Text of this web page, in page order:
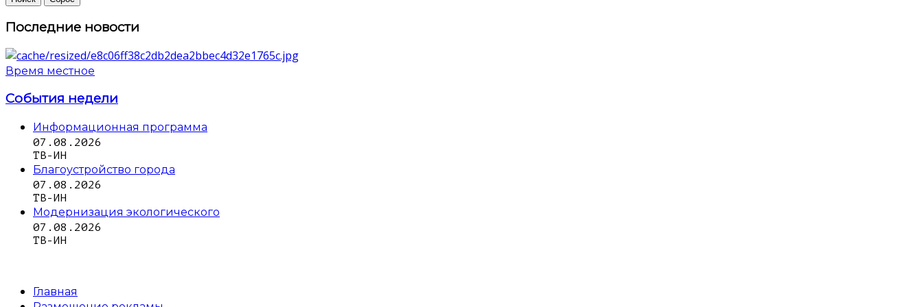
Последние новости
Время местное
События недели
Информационная программа
07.08.2026
ТВ-ИН
Благоустройство города
07.08.2026
ТВ-ИН
Модернизация экологического
07.08.2026
ТВ-ИН
Главная